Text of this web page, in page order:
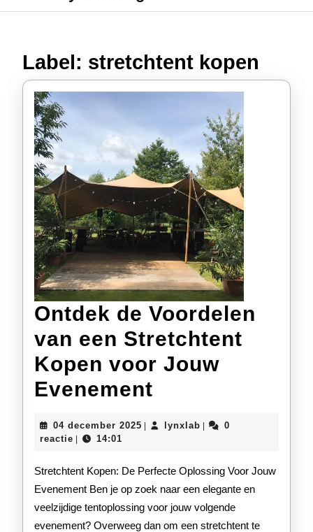
Label: stretchtent kopen
Ontdek de Voordelen
van een Stretchtent
Kopen voor Jouw
Evenement
Voordelen
van
een
Stretchtent
04 december 2025 04
lynxlablynxlab
0
reactie
14:01
Stretchtent Kopen: De Perfecte Oplossing Voor Jouw
Evenement Ben je op zoek naar een elegante en
veelzijdige tentoplossing voor jouw volgende
evenement? Overweeg dan om een stretchtent te